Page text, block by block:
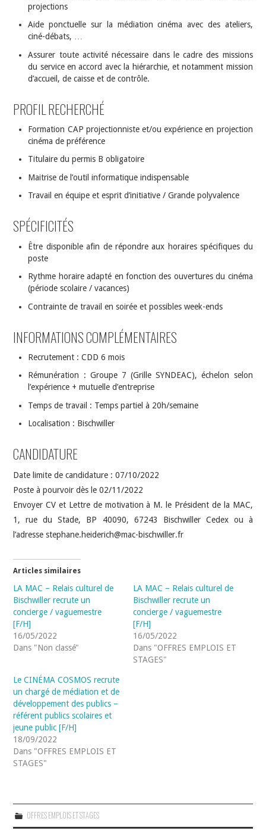
projections
Aide ponctuelle sur la médiation cinéma avec des ateliers,
ciné-débats, …
Assurer toute activité nécessaire dans le cadre des missions
du service en accord avec la hiérarchie, et notamment mission
d’accueil, de caisse et de contrôle.
PROFIL RECHERCHÉ
Formation CAP projectionniste et/ou expérience en projection
cinéma de préférence
Titulaire du permis B obligatoire
Maitrise de l’outil informatique indispensable
Travail en équipe et esprit d’initiative / Grande polyvalence
SPÉCIFICITÉS
Être disponible afin de répondre aux horaires spécifiques du
poste
Rythme horaire adapté en fonction des ouvertures du cinéma
(période scolaire / vacances)
Contrainte de travail en soirée et possibles week-ends
INFORMATIONS COMPLÉMENTAIRES
Recrutement : CDD 6 mois
Rémunération : Groupe 7 (Grille SYNDEAC), échelon selon
l’expérience + mutuelle d’entreprise
Temps de travail : Temps partiel à 20h/semaine
Localisation : Bischwiller
CANDIDATURE
Date limite de candidature : 07/10/2022
Poste à pourvoir dès le 02/11/2022
Envoyer CV et Lettre de motivation à M. le Président de la MAC,
1, rue du Stade, BP 40090, 67243 Bischwiller Cedex ou à
l’adresse stephane.heiderich@mac-bischwiller.fr
Articles similaires
LA MAC – Relais culturel de
Bischwiller recrute un
concierge / vaguemestre
[F/H]
16/05/2022
Dans "Non classé"
LA MAC – Relais culturel de
Bischwiller recrute un
concierge / vaguemestre
[F/H]
16/05/2022
Dans "OFFRES EMPLOIS ET
STAGES"
Le CINÉMA COSMOS recrute
un chargé de médiation et de
développement des publics –
référent publics scolaires et
jeune public [F/H]
18/09/2022
Dans "OFFRES EMPLOIS ET
STAGES"
OFFRES EMPLOIS ET STAGES